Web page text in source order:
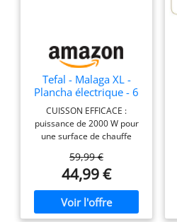
Tefal - Malaga XL -
Plancha électrique - 6
à 8 personnes -
2000W - Noir
CUISSON EFFICACE :
puissance de 2000 W pour
une surface de chauffe
parfaitement cuits.
CUISSON MAÎTRISEE
positions pour une
température de cuisson
59,99 €
44,99 €